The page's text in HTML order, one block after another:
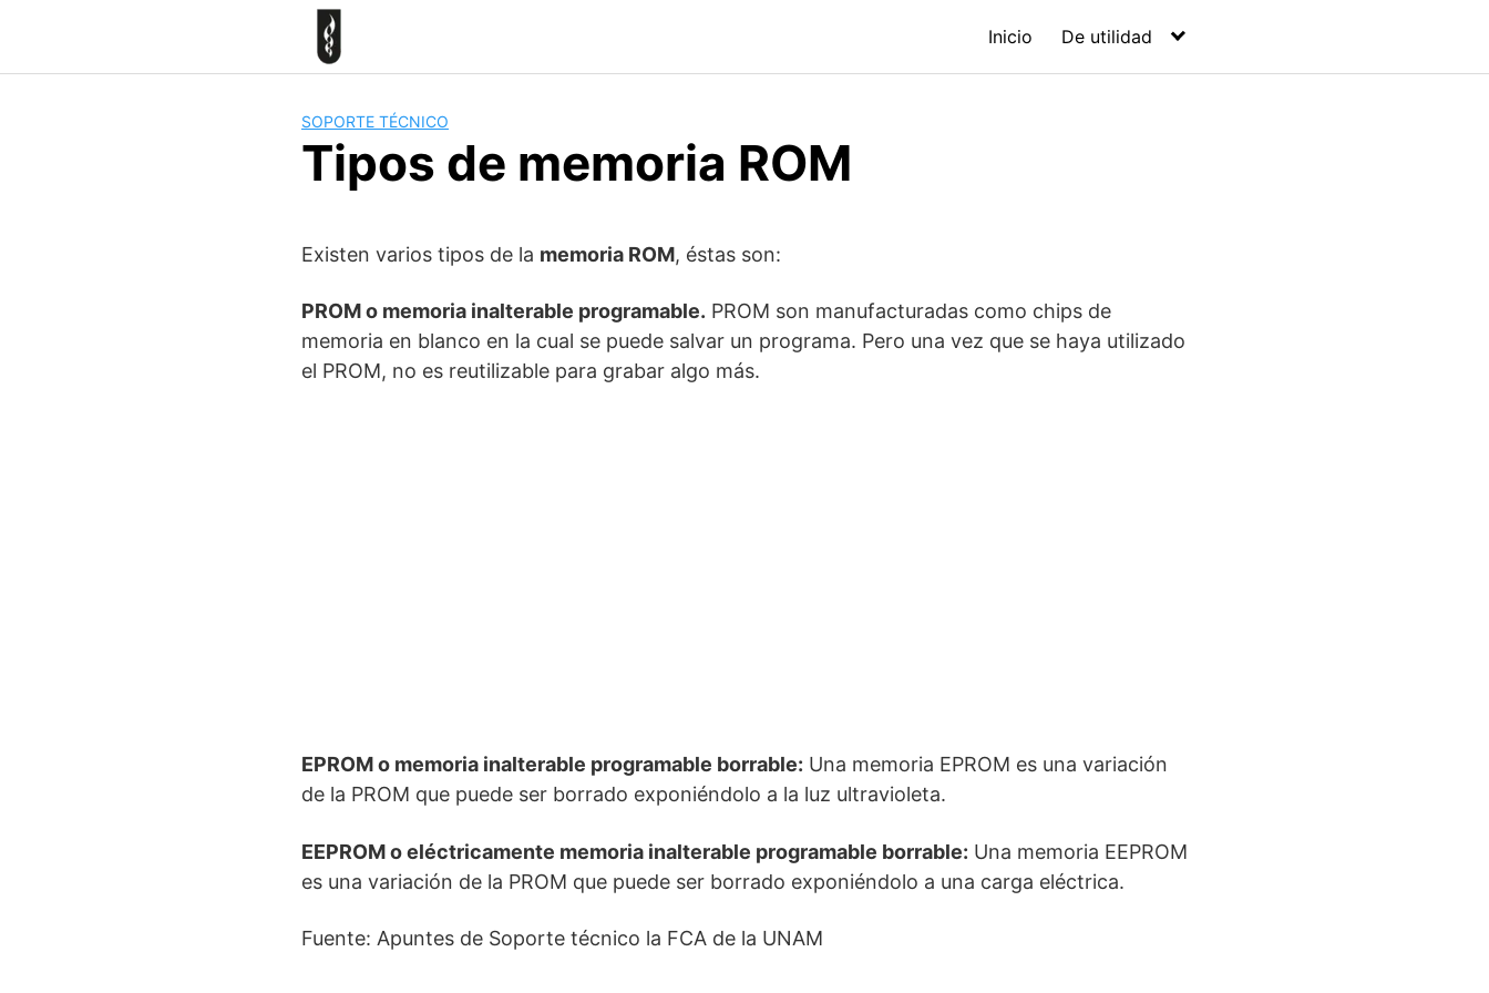
Inicio De utilidad
SOPORTE TÉCNICO
Tipos de memoria ROM
Existen varios tipos de la memoria ROM, éstas son:
PROM o memoria inalterable programable. PROM son manufacturadas como chips de
memoria en blanco en la cual se puede salvar un programa. Pero una vez que se haya utilizado
el PROM, no es reutilizable para grabar algo más.
EPROM o memoria inalterable programable borrable: Una memoria EPROM es una variación
de la PROM que puede ser borrado exponiéndolo a la luz ultravioleta.
EEPROM o eléctricamente memoria inalterable programable borrable: Una memoria EEPROM
es una variación de la PROM que puede ser borrado exponiéndolo a una carga eléctrica.
Fuente: Apuntes de Soporte técnico la FCA de la UNAM